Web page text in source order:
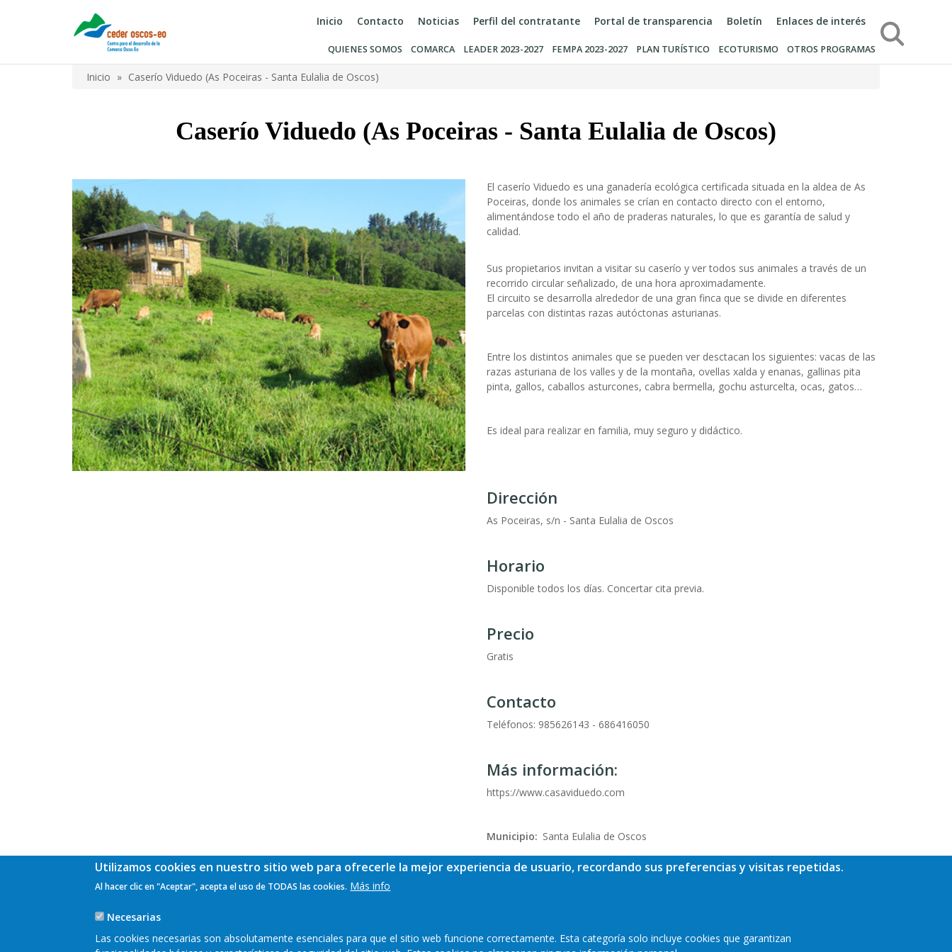
Inicio Contacto Noticias Perfil del contratante Portal de transparencia Boletín Enlaces de interés
QUIENES SOMOS COMARCA LEADER 2023-2027 FEMPA 2023-2027 PLAN TURÍSTICO ECOTURISMO OTROS PROGRAMAS
Búsqueda
a
la
navegación
Inicio Caserío Viduedo (As Poceiras - Santa Eulalia de Oscos)
Caserío Viduedo (As Poceiras - Santa Eulalia de Oscos)
El caserío Viduedo es una ganadería ecológica certificada situada en la aldea de As
Poceiras, donde los animales se crían en contacto directo con el entorno,
alimentándose todo el año de praderas naturales, lo que es garantía de salud y
calidad.
Sus propietarios invitan a visitar su caserío y ver todos sus animales a través de un
recorrido circular señalizado, de una hora aproximadamente.
El circuito se desarrolla alrededor de una gran finca que se divide en diferentes
parcelas con distintas razas autóctonas asturianas.
Entre los distintos animales que se pueden ver desctacan los siguientes: vacas de las
razas asturiana de los valles y de la montaña, ovellas xalda y enanas, gallinas pita
pinta, gallos, caballos asturcones, cabra bermella, gochu asturcelta, ocas, gatos…
Es ideal para realizar en familia, muy seguro y didáctico.
Dirección
As Poceiras, s/n - Santa Eulalia de Oscos
Horario
Disponible todos los días. Concertar cita previa.
Precio
Gratis
Contacto
Teléfonos: 985626143 - 686416050
Más información:
https://www.casaviduedo.com
Municipio Santa Eulalia de Oscos
Utilizamos cookies en nuestro sitio web para ofrecerle la mejor experiencia de usuario, recordando sus preferencias y visitas repetidas.
Al hacer clic en "Aceptar", acepta el uso de TODAS las cookies. Más info
Necesarias
Las cookies necesarias son absolutamente esenciales para que el sitio web funcione correctamente. Esta categoría solo incluye cookies que garantizan